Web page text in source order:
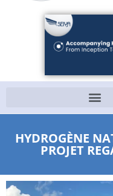
HYDROGÈNE
PROJET